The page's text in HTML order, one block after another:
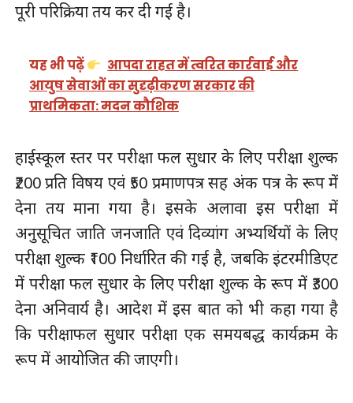
पूरी परिक्रिया तय कर दी गई है।
यह भी पढ़ें
आपदा राहत में त्वरित कार्रवाई और
आयुष सेवाओं का सुदृढ़ीकरण सरकार की
प्राथमिकता: मदन कौशिक
हाईस्कूल स्तर पर परीक्षा फल सुधार के लिए परीक्षा शुल्क
₹200 प्रति विषय एवं ₹50 प्रमाणपत्र सह अंक पत्र के रूप में
देना तय माना गया है। इसके अलावा इस परीक्षा में
अनुसूचित जाति जनजाति एवं दिव्यांग अभ्यर्थियों के लिए
परीक्षा शुल्क ₹100 निर्धारित की गई है, जबकि इंटरमीडिएट
में परीक्षा फल सुधार के लिए परीक्षा शुल्क के रूप में ₹300
देना अनिवार्य है। आदेश में इस बात को भी कहा गया है
कि परीक्षाफल सुधार परीक्षा एक समयबद्ध कार्यक्रम के
रूप में आयोजित की जाएगी।